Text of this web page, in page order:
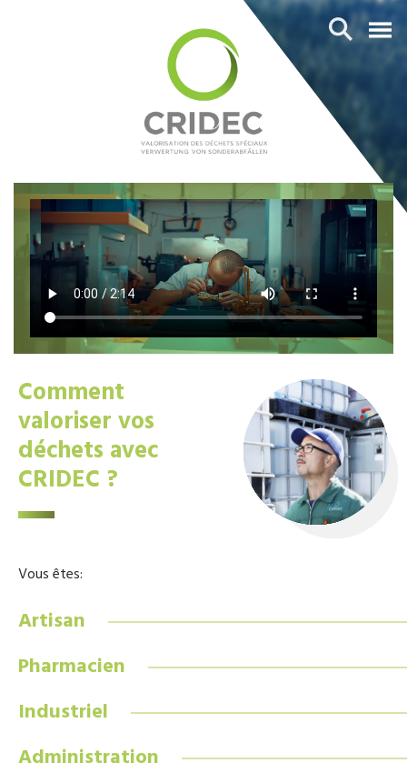
Comment
valoriser vos
déchets avec
CRIDEC ?
Vous êtes:
Artisan
Pharmacien
Industriel
Administration